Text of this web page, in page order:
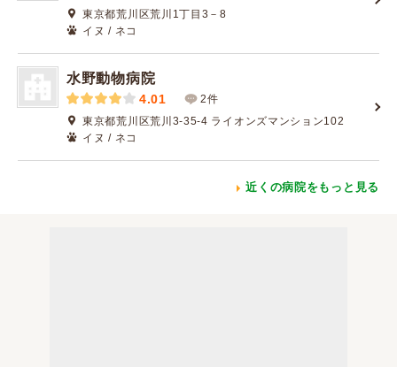
東京都荒川区荒川1丁目3－8
イヌ / ネコ
水野動物病院
4.01
2件
東京都荒川区荒川3-35-4 ライオンズマンション102
イヌ / ネコ
近くの病院をもっと見る